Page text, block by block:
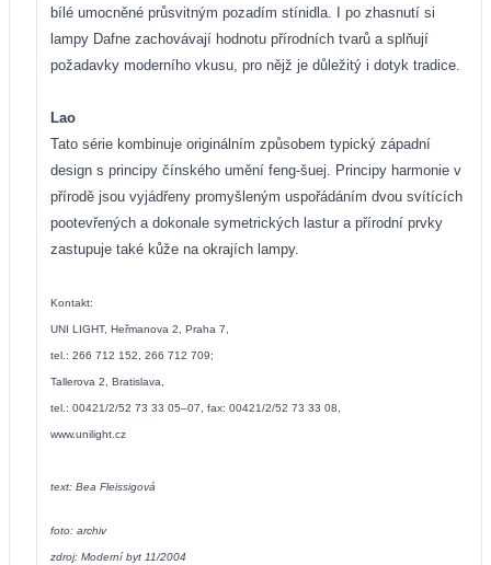
bílé umocněné průsvitným pozadím stínidla. I po zhasnutí si
lampy Dafne zachovávají hodnotu přírodních tvarů a splňují
požadavky moderního vkusu, pro nějž je důležitý i dotyk tradice.
Lao
Tato série kombinuje originálním způsobem typický západní
design s principy čínského umění feng-šuej. Principy harmonie v
přírodě jsou vyjádřeny promyšleným uspořádáním dvou svítících
pootevřených a dokonale symetrických lastur a přírodní prvky
zastupuje také kůže na okrajích lampy.
Kontakt:
UNI LIGHT, Heřmanova 2, Praha 7,
tel.: 266 712 152, 266 712 709;
Tallerova 2, Bratislava,
tel.: 00421/2/52 73 33 05–07, fax: 00421/2/52 73 33 08,
www.unilight.cz
text: Bea Fleissigová
foto: archiv
zdroj: Moderní byt 11/2004